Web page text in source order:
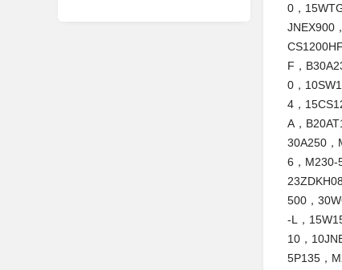
0，
JNEX900
F，
0，
4，
A，
30A250，
6，M230-
500，
-L，
10，
5P135，